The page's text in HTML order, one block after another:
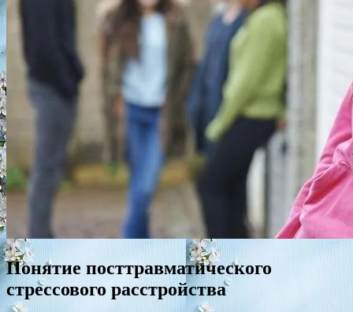
Понятие посттравматического
стрессового расстройства